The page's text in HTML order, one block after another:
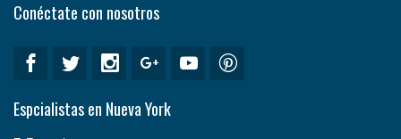
Conéctate con nosotros
Espcialistas en Nueva York